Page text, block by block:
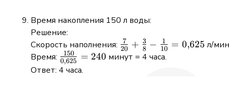
Время накопления 150 л воды:
Решение:
Скорость наполнения: \frac{7}
{20} +
20
7 + 8
3 − 10
1 = 0,625 л/
Время: \frac{150}
{0{,}625}
0,625
150 = 240 минут = 4 часа.
Ответ: 4 часа.